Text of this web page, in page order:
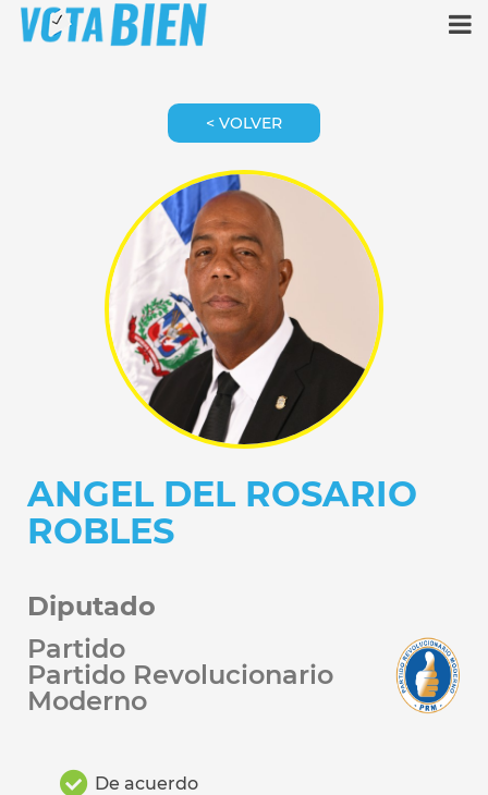
< VOLVER
ANGEL DEL ROSARIO
ROBLES
Diputado
Partido
Partido Revolucionario
Moderno
De acuerdo